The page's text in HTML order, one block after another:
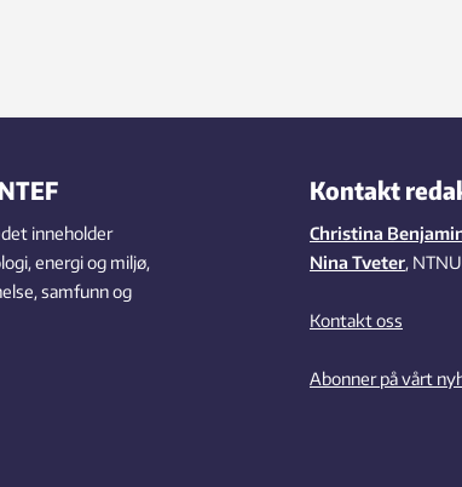
inneholder
energi og miljø,
samfunn og
Kontakt
Christina
Nina Tveter, NTNU
Kontakt oss
Abonner på vårt